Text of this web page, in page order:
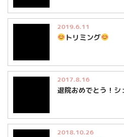
2019.6.11
トリミング
2017.8.16
退院おめでとう！シ
2018.10.26